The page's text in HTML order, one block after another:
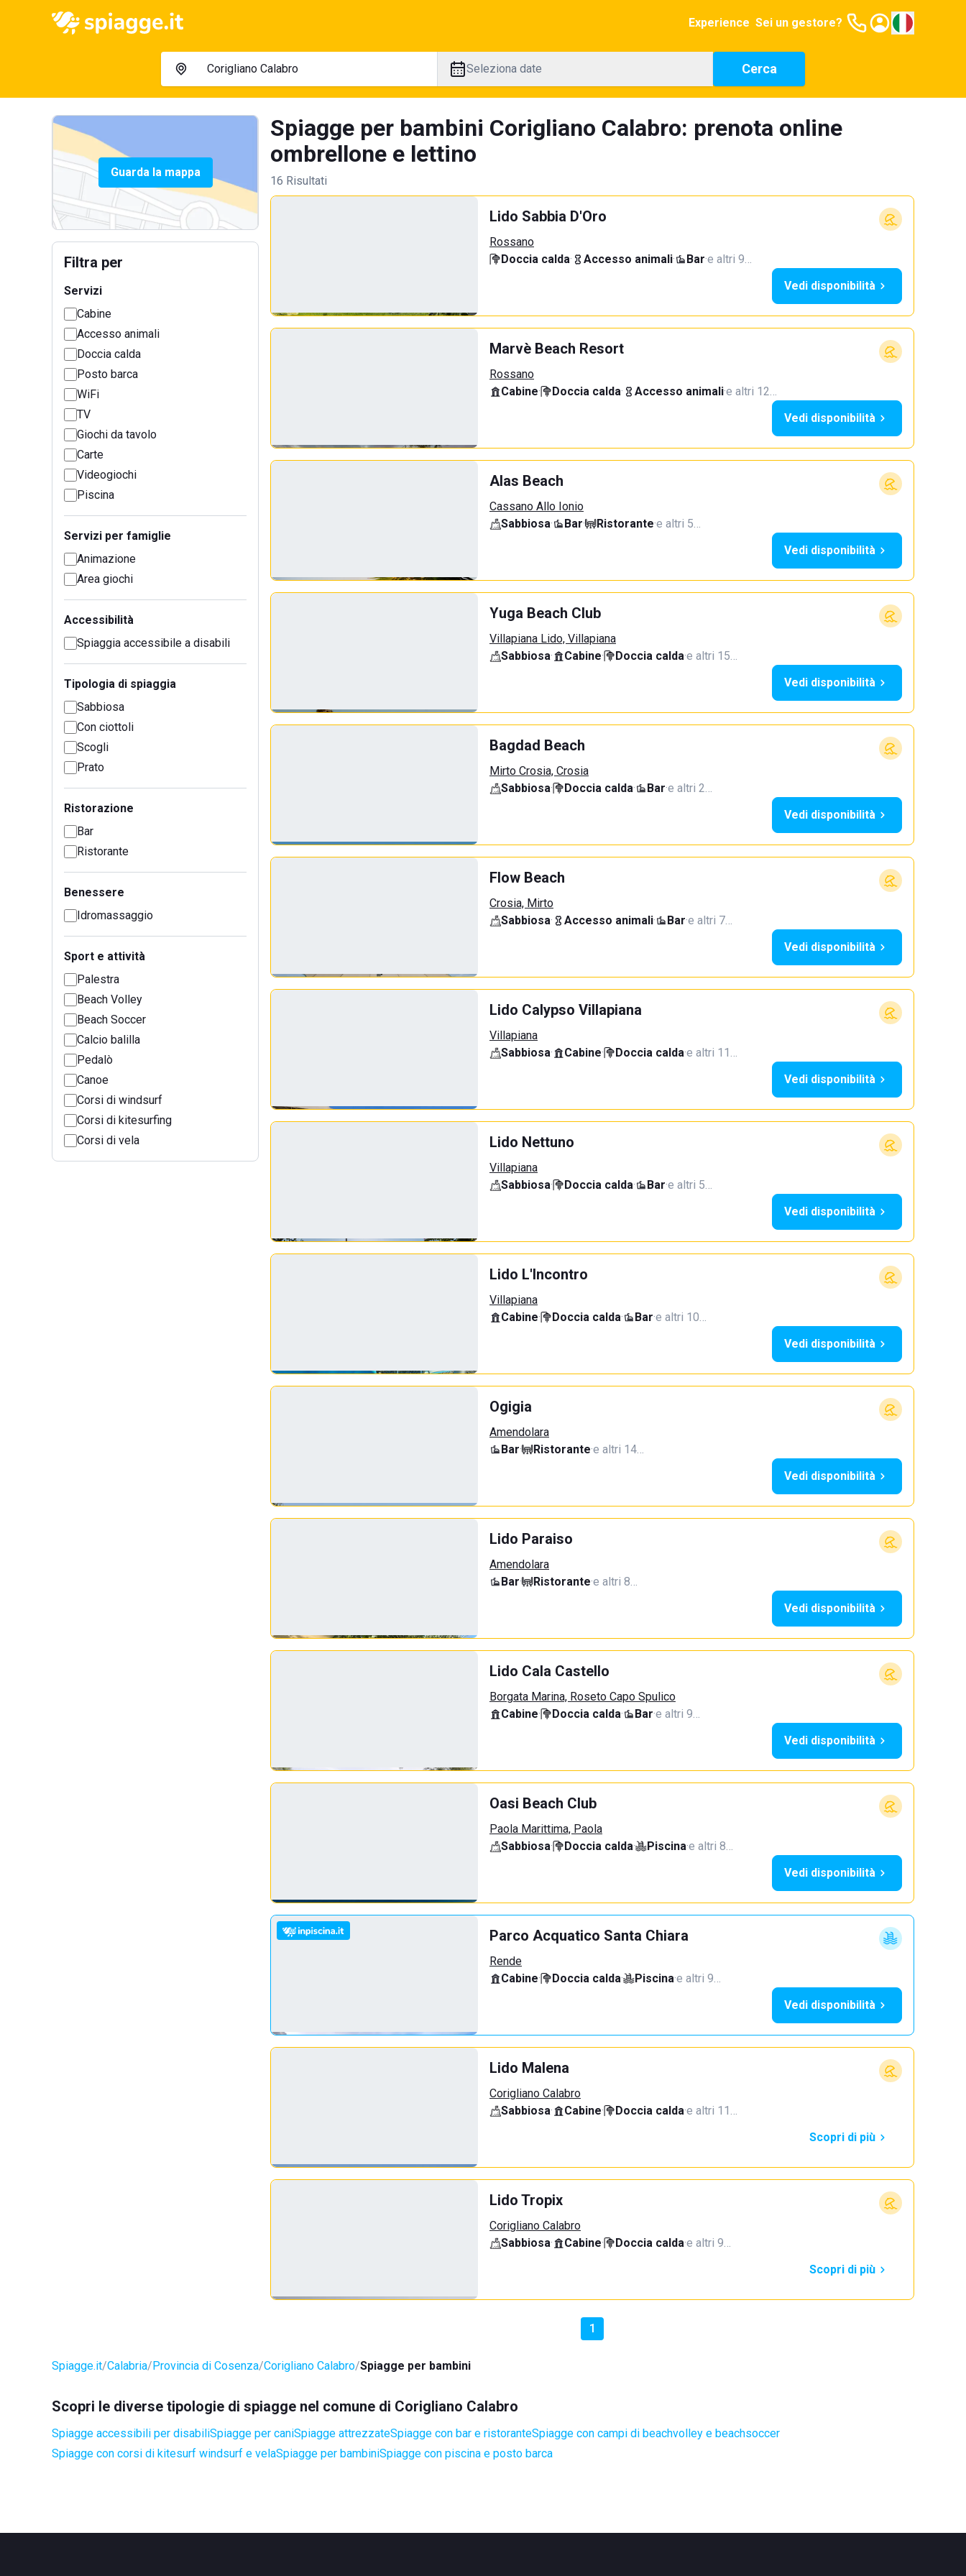
Experience Sei un gestore?
Seleziona date Cerca
Guarda la mappa
Filtra per
Servizi
Cabine
Accesso animali
Doccia calda
Posto barca
WiFi
TV
Giochi da tavolo
Carte
Videogiochi
Piscina
Servizi per famiglie
Animazione
Area giochi
Accessibilità
Spiaggia accessibile a disabili
Tipologia di spiaggia
Sabbiosa
Con ciottoli
Scogli
Prato
Ristorazione
Bar
Ristorante
Benessere
Idromassaggio
Sport e attività
Palestra
Beach Volley
Beach Soccer
Calcio balilla
Pedalò
Canoe
Corsi di windsurf
Corsi di kitesurfing
Corsi di vela
Spiagge per bambini Corigliano Calabro: prenota online
ombrellone e lettino
16 Risultati
Lido Sabbia D'Oro
Rossano
Doccia calda· Accesso animali· Bar·e altri 9…
Vedi disponibilità
Marvè Beach Resort
Rossano
Cabine· Doccia calda· Accesso animali·e altri 12…
Vedi disponibilità
Alas Beach
Cassano Allo Ionio
Sabbiosa· Bar· Ristorante·e altri 5…
Vedi disponibilità
Yuga Beach Club
Villapiana Lido, Villapiana
Sabbiosa· Cabine· Doccia calda·e altri 15…
Vedi disponibilità
Bagdad Beach
Mirto Crosia, Crosia
Sabbiosa· Doccia calda· Bar·e altri 2…
Vedi disponibilità
Flow Beach
Crosia, Mirto
Sabbiosa· Accesso animali· Bar·e altri 7…
Vedi disponibilità
Lido Calypso Villapiana
Villapiana
Sabbiosa· Cabine· Doccia calda·e altri 11…
Vedi disponibilità
Lido Nettuno
Villapiana
Sabbiosa· Doccia calda· Bar·e altri 5…
Vedi disponibilità
Lido L'Incontro
Villapiana
Cabine· Doccia calda· Bar·e altri 10…
Vedi disponibilità
Ogigia
Amendolara
Bar· Ristorante·e altri 14…
Vedi disponibilità
Lido Paraiso
Amendolara
Bar· Ristorante·e altri 8…
Vedi disponibilità
Lido Cala Castello
Borgata Marina, Roseto Capo Spulico
Cabine· Doccia calda· Bar·e altri 9…
Vedi disponibilità
Oasi Beach Club
Paola Marittima, Paola
Sabbiosa· Doccia calda· Piscina·e altri 8…
Vedi disponibilità
Parco Acquatico Santa Chiara
Rende
Cabine· Doccia calda· Piscina·e altri 9…
Vedi disponibilità
Lido Malena
Corigliano Calabro
Sabbiosa· Cabine· Doccia calda·e altri 11…
Scopri di più
Lido Tropix
Corigliano Calabro
Sabbiosa· Cabine· Doccia calda·e altri 9…
Scopri di più
1
Spiagge.it Calabria Provincia di Cosenza Corigliano Calabro Spiagge per bambini
Scopri le diverse tipologie di spiagge nel comune di Corigliano Calabro
Spiagge accessibili per disabiliSpiagge per caniSpiagge attrezzateSpiagge con bar e ristoranteSpiagge con campi di beachvolley e beachsoccer
Spiagge con corsi di kitesurf windsurf e velaSpiagge per bambiniSpiagge con piscina e posto barca